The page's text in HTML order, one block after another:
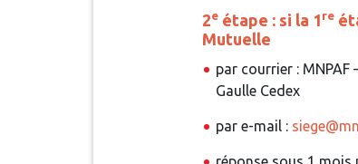
2e étape : si la 1re
Mutuelle
par courrier : MNPAF
Gaulle Cedex
par e-mail :